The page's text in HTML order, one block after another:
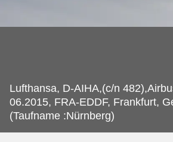
Lufthansa, D-AIHA,(c/n
06.2015, FRA-EDDF, Frankfurt,
(Taufname :Nürnberg)